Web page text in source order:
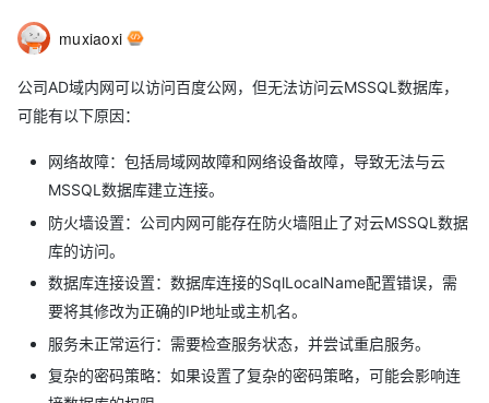
muxiaoxi
公司AD域内网可以访问百度公网，但无法访问云MSSQL数据库，
可能有以下原因：
网络故障：包括局域网故障和网络设备故障，导致无法与云
MSSQL数据库建立连接。
防火墙设置：公司内网可能存在防火墙阻止了对云MSSQL数据
库的访问。
数据库连接设置：数据库连接的SqlLocalName配置错误，需
要将其修改为正确的IP地址或主机名。
服务未正常运行：需要检查服务状态，并尝试重启服务。
复杂的密码策略：如果设置了复杂的密码策略，可能会影响连